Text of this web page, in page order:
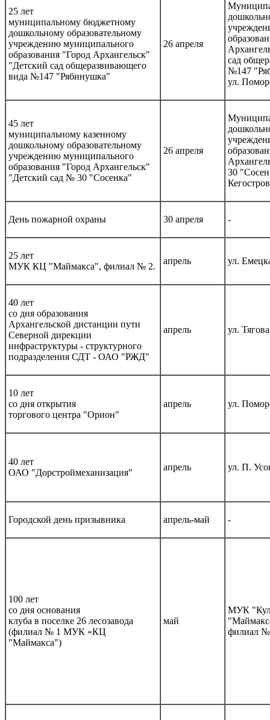
25 лет
муниципальному бюджетному
дошкольному образовательному
учреждению муниципального
образования "Город Архангельск"
"Детский сад общеразвивающего
вида №147 "Рябинушка"
26 апреля
сад
№147
ул.
45 лет
муниципальному казенному
дошкольному образовательному
учреждению муниципального
образования "Город Архангельск"
"Детский сад № 30 "Сосенка"
26 апреля
30
День пожарной охраны 30 апреля -
25 лет
МУК КЦ "Маймакса", филиал № 2.
апрель ул.
40 лет
со дня образования
Архангельской дистанции пути
Северной дирекции
инфраструктуры - структурного
подразделения СДТ - ОАО "РЖД"
апрель ул.
10 лет
со дня открытия
торгового центра "Орион"
апрель ул.
40 лет
ОАО "Дорстроймеханизация"
апрель ул. П.
Городской день призывника апрель-май -
100 лет
со дня основания
клуба в поселке 26 лесозавода
(филиал № 1 МУК «КЦ
"Маймакса")
май
МУК
филиал